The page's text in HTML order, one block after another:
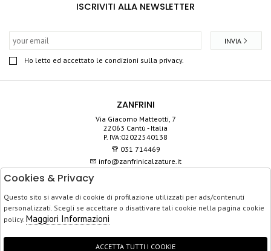
ISCRIVITI ALLA NEWSLETTER
Ho letto ed accettato le condizioni sulla privacy.
INVIA
ZANFRINI
Via Giacomo Matteotti, 7
22063 Cantù - Italia
P. IVA:02022540138
031 714469
info@zanfrinicalzature.it
SERVIZIO CLIENTI
ACQUISTO SICURO
Cookies & Privacy
Questo sito si avvale di cookie di profilazione utilizzati per ads/contenuti
personalizzati. Scegli se accettare o disattivare tali cookie nella pagina cookie
policy. Maggiori Informazioni
ACCETTA TUTTI I COOKIE